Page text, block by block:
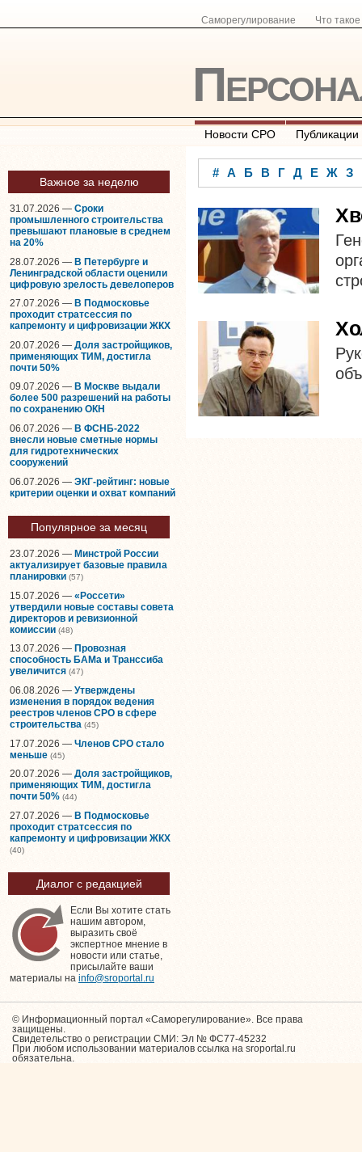
Саморегулирование Что
Новости СРО Публикации
Важное за неделю
31.07.2026 — Сроки
промышленного строительства
превышают плановые в среднем
на 20%
28.07.2026 — В Петербурге и
Ленинградской области оценили
цифровую зрелость девелоперов
27.07.2026 — В Подмосковье
проходит стратсессия по
капремонту и цифровизации ЖКХ
20.07.2026 — Доля застройщиков,
применяющих ТИМ, достигла
почти 50%
09.07.2026 — В Москве выдали
более 500 разрешений на работы
по сохранению ОКН
06.07.2026 — В ФСНБ-2022
внесли новые сметные нормы
для гидротехнических
сооружений
06.07.2026 — ЭКГ-рейтинг: новые
критерии оценки и охват компаний
Популярное за месяц
23.07.2026 — Минстрой России
актуализирует базовые правила
планировки (57)
15.07.2026 — «Россети»
утвердили новые составы совета
директоров и ревизионной
комиссии (48)
13.07.2026 — Провозная
способность БАМа и Транссиба
увеличится (47)
06.08.2026 — Утверждены
изменения в порядок ведения
реестров членов СРО в сфере
строительства (45)
17.07.2026 — Членов СРО стало
меньше (45)
20.07.2026 — Доля застройщиков,
применяющих ТИМ, достигла
почти 50% (44)
27.07.2026 — В Подмосковье
проходит стратсессия по
капремонту и цифровизации ЖКХ
(40)
Диалог с редакцией
Если Вы хотите стать
нашим автором,
выразить своё
экспертное мнение в
новости или статье,
присылайте ваши
материалы на info@sroportal.ru
# А Б В Г Д Е Ж З
© Информационный портал «Саморегулирование». Все права
защищены.
Свидетельство о регистрации СМИ: Эл № ФС77-45232
При любом использовании материалов ссылка на sroportal.ru
обязательна.